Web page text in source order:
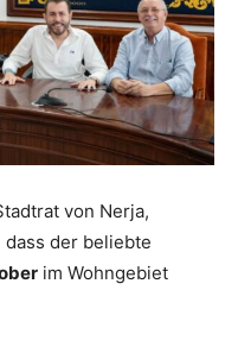
von Nerja,
der beliebte
im Wohngebiet